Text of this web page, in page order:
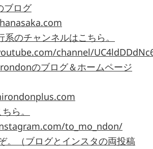
ブログ
のチャンネルはこちら。
channel/
のブログ＆ホームページ
ら。
to_mo_ndon/
。（ブログとインスタの両投稿